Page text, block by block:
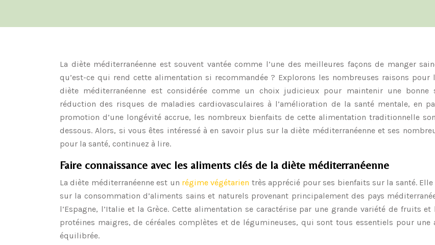
La diète méditerranéenne est souvent vantée comme l’une des meilleures façons de manger
qu’est-ce qui rend cette alimentation si recommandée ? Explorons les nombreuses raisons pour
diète méditerranéenne est considérée comme un choix judicieux pour maintenir une bonne
réduction des risques de maladies cardiovasculaires à l’amélioration de la santé mentale, en
promotion d’une longévité accrue, les nombreux bienfaits de cette alimentation traditionnelle
dessous. Alors, si vous êtes intéressé à en savoir plus sur la diète méditerranéenne et ses
pour la santé, continuez à lire.
Faire connaissance avec les aliments clés de la diète méditerranéenne
La diète méditerranéenne est un régime végétarien très apprécié pour ses bienfaits sur la santé. Elle
sur la consommation d’aliments sains et naturels provenant principalement des pays
l’Espagne, l’Italie et la Grèce. Cette alimentation se caractérise par une grande variété de fruits et
protéines maigres, de céréales complètes et de légumineuses, qui sont tous essentiels pour une
équilibrée.